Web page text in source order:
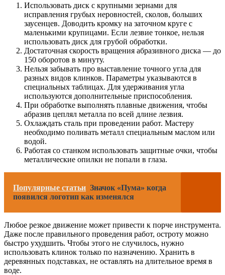
Использовать диск с крупными зернами для
исправления грубых неровностей, сколов, больших
заусенцев. Доводить кромку на заточном круге с
маленькими крупицами. Если лезвие тонкое, нельзя
использовать диск для грубой обработки.
Достаточная скорость вращения абразивного диска — до
150 оборотов в минуту.
Нельзя забывать про выставление точного угла для
разных видов клинков. Параметры указываются в
специальных таблицах. Для удерживания угла
используются дополнительные приспособления.
При обработке выполнять плавные движения, чтобы
абразив цеплял металла по всей длине лезвия.
Охлаждать сталь при проведении работ. Мастеру
необходимо поливать металл специальным маслом или
водой.
Работая со станком использовать защитные очки, чтобы
металлические опилки не попали в глаза.
Популярные статьи Значок «Пума» когда
появился логотип как изменялся
Любое резкое движение может привести к порче инструмента.
Даже после правильного проведения работ, остроту можно
быстро ухудшить. Чтобы этого не случилось, нужно
использовать клинок только по назначению. Хранить в
деревянных подставках, не оставлять на длительное время в
воде.